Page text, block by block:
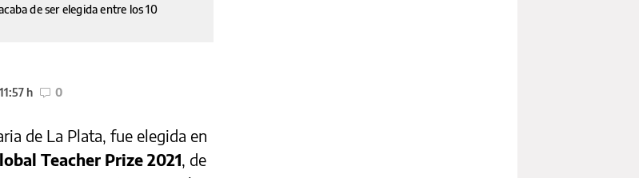
de ser elegida entre los 10
11:57 h 0
de La Plata, fue elegida en
Teacher Prize 2021, de